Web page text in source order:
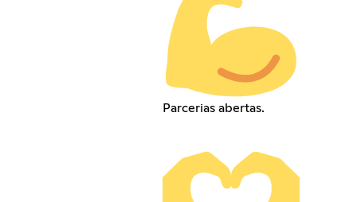
Parcerias abertas.